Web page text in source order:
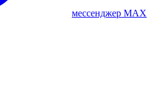
мессенджер MAX